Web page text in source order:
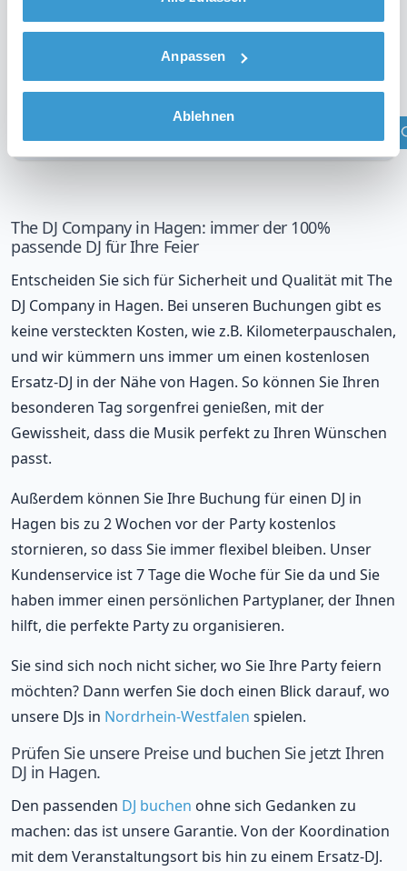
Anpassen
Ablehnen
Überprüfen Sie Ihren Standort
The DJ Company in Hagen: immer der 100%
passende DJ für Ihre Feier
Entscheiden Sie sich für Sicherheit und Qualität mit The
DJ Company in Hagen. Bei unseren Buchungen gibt es
keine versteckten Kosten, wie z.B. Kilometerpauschalen,
und wir kümmern uns immer um einen kostenlosen
Ersatz-DJ in der Nähe von Hagen. So können Sie Ihren
besonderen Tag sorgenfrei genießen, mit der
Gewissheit, dass die Musik perfekt zu Ihren Wünschen
passt.
Außerdem können Sie Ihre Buchung für einen DJ in
Hagen bis zu 2 Wochen vor der Party kostenlos
stornieren, so dass Sie immer flexibel bleiben. Unser
Kundenservice ist 7 Tage die Woche für Sie da und Sie
haben immer einen persönlichen Partyplaner, der Ihnen
hilft, die perfekte Party zu organisieren.
Sie sind sich noch nicht sicher, wo Sie Ihre Party feiern
möchten? Dann werfen Sie doch einen Blick darauf, wo
unsere DJs in Nordrhein-Westfalen spielen.
Prüfen Sie unsere Preise und buchen Sie jetzt Ihren
DJ in Hagen.
Den passenden DJ buchen ohne sich Gedanken zu
machen: das ist unsere Garantie. Von der Koordination
mit dem Veranstaltungsort bis hin zu einem Ersatz-DJ.